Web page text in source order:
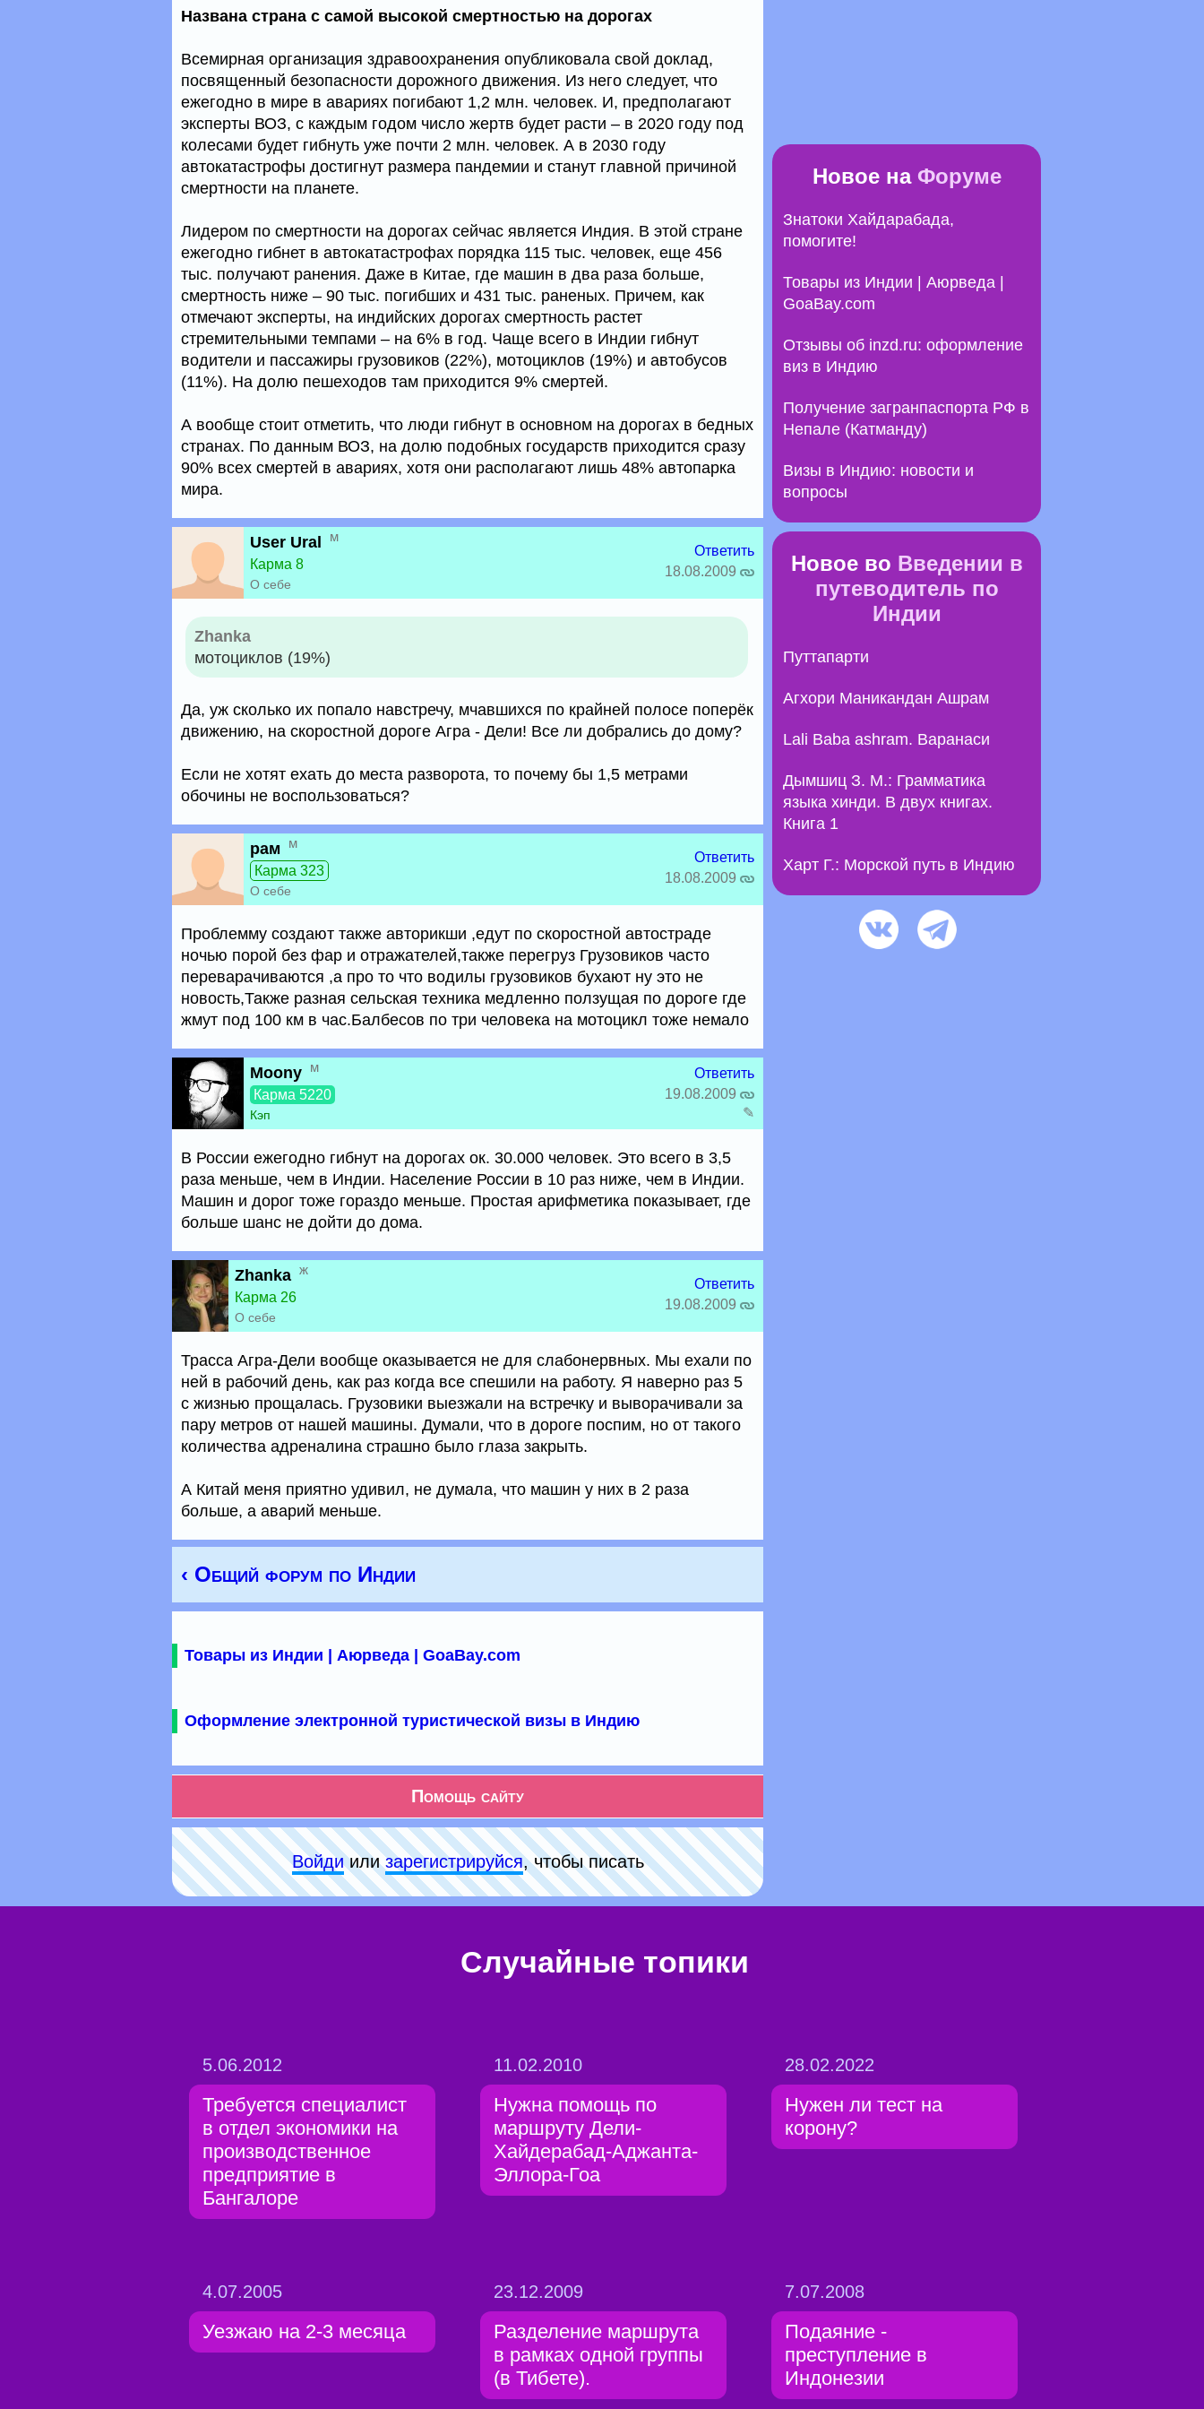
Названа страна с самой высокой смертностью на дорогах
Всемирная организация здравоохранения опубликовала свой доклад,
посвященный безопасности дорожного движения. Из него следует, что
ежегодно в мире в авариях погибают 1,2 млн. человек. И, предполагают
эксперты ВОЗ, с каждым годом число жертв будет расти – в 2020 году под
колесами будет гибнуть уже почти 2 млн. человек. А в 2030 году
автокатастрофы достигнут размера пандемии и станут главной причиной
смертности на планете.
Лидером по смертности на дорогах сейчас является Индия. В этой стране
ежегодно гибнет в автокатастрофах порядка 115 тыс. человек, еще 456
тыс. получают ранения. Даже в Китае, где машин в два раза больше,
смертность ниже – 90 тыс. погибших и 431 тыс. раненых. Причем, как
отмечают эксперты, на индийских дорогах смертность растет
стремительными темпами – на 6% в год. Чаще всего в Индии гибнут
водители и пассажиры грузовиков (22%), мотоциклов (19%) и автобусов
(11%). На долю пешеходов там приходится 9% смертей.
А вообще стоит отметить, что люди гибнут в основном на дорогах в бедных
странах. По данным ВОЗ, на долю подобных государств приходится сразу
90% всех смертей в авариях, хотя они располагают лишь 48% автопарка
мира.
User Ural
м
Карма 8
О себе
Ответить
18.08.2009
Zhanka
мотоциклов (19%)
Да, уж сколько их попало навстречу, мчавшихся по крайней полосе поперёк
движению, на скоростной дороге Агра - Дели! Все ли добрались до дому?
Если не хотят ехать до места разворота, то почему бы 1,5 метрами
обочины не воспользоваться?
рам
м
Карма 323
О себе
Ответить
18.08.2009
Проблемму создают также авторикши ,едут по скоростной автостраде
ночью порой без фар и отражателей,также перегруз Грузовиков часто
переварачиваются ,а про то что водилы грузовиков бухают ну это не
новость,Также разная сельская техника медленно ползущая по дороге где
жмут под 100 км в час.Балбесов по три человека на мотоцикл тоже немало
Moony м
Карма 5220
Кэп
Ответить
19.08.2009
✎
В России ежегодно гибнут на дорогах ок. 30.000 человек. Это всего в 3,5
раза меньше, чем в Индии. Население России в 10 раз ниже, чем в Индии.
Машин и дорог тоже гораздо меньше. Простая арифметика показывает, где
больше шанс не дойти до дома.
Zhanka ж
Карма 26
О себе
Ответить
19.08.2009
Трасса Агра-Дели вообще оказывается не для слабонервных. Мы ехали по
ней в рабочий день, как раз когда все спешили на работу. Я наверно раз 5
с жизнью прощалась. Грузовики выезжали на встречку и выворачивали за
пару метров от нашей машины. Думали, что в дороге поспим, но от такого
количества адреналина страшно было глаза закрыть.
А Китай меня приятно удивил, не думала, что машин у них в 2 раза
больше, а аварий меньше.
‹ Общий форум по Индии
Товары из Индии | Аюрведа | GoaBay.com
Оформление электронной туристической визы в Индию
Помощь сайту
Войдиилизарeгиcтpируйся, чтобы писать
Новое на Форуме
Знатоки Хайдарабада,
помогите!
Товары из Индии | Аюрведа |
GoaBay.com
Отзывы об inzd.ru: оформление
виз в Индию
Получение загранпаспорта РФ в
Непале (Катманду)
Визы в Индию: новости и
вопросы
Новое во Введении в
путеводитель по
Индии
Путтапарти
Агхори Маникандан Ашрам
Lali Baba ashram. Варанаси
Дымшиц З. М.: Грамматика
языка хинди. В двух книгах.
Книга 1
Харт Г.: Морской путь в Индию
Случайные топики
5.06.2012
Требуется специалист
в отдел экономики на
производственное
предприятие в
Бангалоре
11.02.2010
Нужна помощь по
маршруту Дели-
Хайдерабад-Аджанта-
Эллора-Гоа
28.02.2022
Нужен ли тест на
корону?
4.07.2005
Уезжаю на 2-3 месяца
23.12.2009
Разделение маршрута
в рамках одной группы
(в Тибете).
7.07.2008
Подаяние -
преступление в
Индонезии